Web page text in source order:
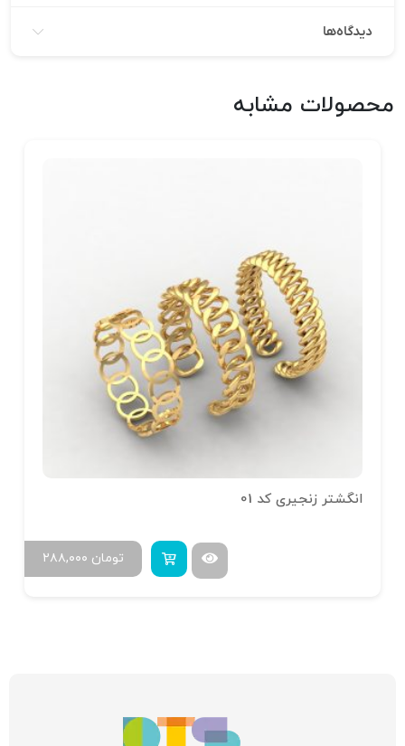
دیدگاه‌ها
محصولات مشابه
انگشتر زنجیری کد 01
۲۸۸,۰۰۰ تومان